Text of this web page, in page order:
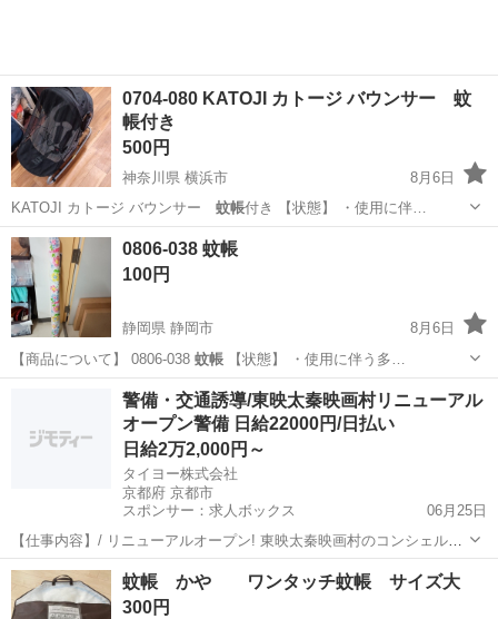
0704-080 KATOJI カトージ バウンサー 蚊
帳付き
500円
神奈川県 横浜市
8月6日
KATOJI カトージ バウンサー 蚊帳 付き 【状態】 ・使用に伴…
神奈川 横浜市 ベビー用品
0806-038 蚊帳
100円
静岡県 静岡市
8月6日
【商品について】 0806-038 蚊帳 【状態】 ・使用に伴う多…
静岡市 カーペット/マット/ラグ 蚊帳
警備・交通誘導/東映太秦映画村リニューアル
オープン警備 日給22000円/日払い
日給2万2,000円～
タイヨー株式会社
京都府 京都市
スポンサー：求人ボックス
06月25日
【仕事内容】/ リニューアルオープン! 東映太秦映画村のコンシェルジ
ュ! お仕事内容 リニューアルオープンする東映太秦映画村での 警備ス
タッフをお願いします! 目指せ!「おもてなし」のできる警備員! 具体的
には…? ・出入管理業務...
アルバイト・パート
蚊帳 かや ワンタッチ蚊帳 サイズ大
300円